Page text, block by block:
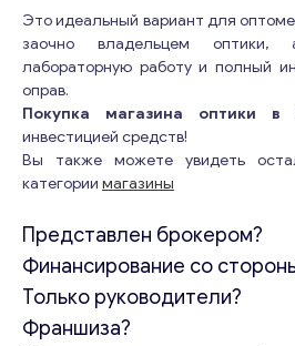
Это идеальный вариант для
заочно владельцем оптики,
лабораторную работу и полный
оправ.
Покупка магазина оптики
инвестицией средств!
Вы также можете увидеть
категории магазины
Представлен брокером?
Финансирование со
Только руководители?
Франшиза?